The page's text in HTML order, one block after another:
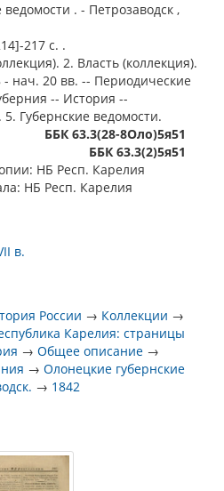
. - Петрозаводск ,
217 c. .
2. Власть (коллекция).
нач. 20 вв. -- Периодические
-- История --
Губернские ведомости.
ББК 63.3(28-8Оло)5я51
ББК 63.3(2)5я51
НБ Респ. Карелия
НБ Респ. Карелия
в.
России → Коллекции →
Карелия: страницы
→Общее описание →
→Олонецкие губернские
→ 1842